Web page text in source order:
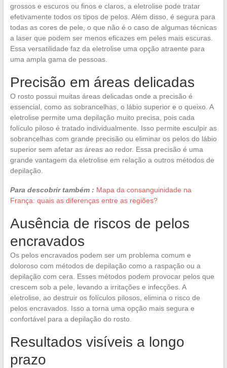
grossos e escuros ou finos e claros, a eletrolise pode tratar
efetivamente todos os tipos de pelos. Além disso, é segura para
todas as cores de pele, o que não é o caso de algumas técnicas
a laser que podem ser menos eficazes em peles mais escuras.
Essa versatilidade faz da eletrolise uma opção atraente para
uma ampla gama de pessoas.
Precisão em áreas delicadas
O rosto possui muitas áreas delicadas onde a precisão é
essencial, como as sobrancelhas, o lábio superior e o queixo. A
eletrolise permite uma depilação muito precisa, pois cada
folículo piloso é tratado individualmente. Isso permite esculpir as
sobrancelhas com grande precisão ou eliminar os pelos do lábio
superior sem afetar as áreas ao redor. Essa precisão é uma
grande vantagem da eletrolise em relação a outros métodos de
depilação.
Para descobrir também : Mapa da consanguinidade na
França: quais as diferenças entre as regiões?
Ausência de riscos de pelos
encravados
Os pelos encravados podem ser um problema comum e
doloroso com métodos de depilação como a raspação ou a
depilação com cera. Esses métodos podem provocar pelos que
crescem sob a pele, levando a irritações e infecções. A
eletrolise, ao destruir os folículos pilosos, elimina o risco de
pelos encravados. Isso a torna uma opção mais segura e
confortável para a depilação do rosto.
Resultados visíveis a longo
prazo